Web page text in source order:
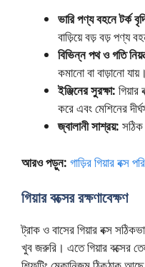
ভারি পণ্য বহনে টর্ক
বাড়িয়ে বড় বড় পণ্য
বিভিন্ন পথ ও গতি
কমানো বা বাড়ানো যায়।
ইঞ্জিনের সুরক্ষা: গিয়ার
করে এবং মেশিনের
জ্বালানী সাশ্রয়: সঠিক
আরও পড়ুন: গাড়ির গিয়ার বক্স
গিয়ার বক্সের রক্ষণাবেক্ষণ
ট্রাক ও বাসের গিয়ার বক্স
খুব জরুরি। এতে গিয়ার বক্সের